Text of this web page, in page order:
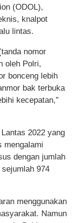
(ODOL),
knalpot
lintas.
nomor
oleh Polri,
bonceng lebih
bak terbuka
kecepatan,”
2022 yang
mengalami
dengan jumlah
974
menggunakan
Namun